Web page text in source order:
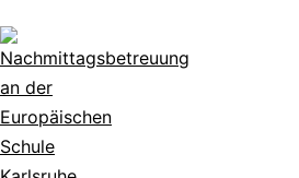
au
contenu